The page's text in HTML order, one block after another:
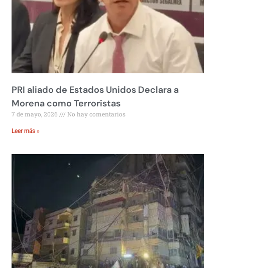
PRI aliado de Estados Unidos Declara a
Morena como Terroristas
7 de mayo, 2026 No hay comentarios
Leer más »